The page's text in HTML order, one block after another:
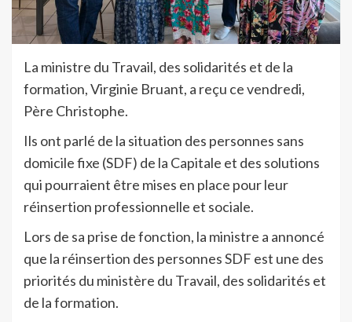
La ministre du Travail, des solidarités et de la
formation, Virginie Bruant, a reçu ce vendredi,
Père Christophe.
Ils ont parlé de la situation des personnes sans
domicile fixe (SDF) de la Capitale et des solutions
qui pourraient être mises en place pour leur
réinsertion professionnelle et sociale.
Lors de sa prise de fonction, la ministre a annoncé
que la réinsertion des personnes SDF est une des
priorités du ministère du Travail, des solidarités et
de la formation.